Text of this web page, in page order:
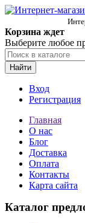
Корзина ждет
Выберите любое
Найти
Вход
Регистрация
Главная
О нас
Блог
Доставка
Оплата
Контакты
Карта сайта
Каталог